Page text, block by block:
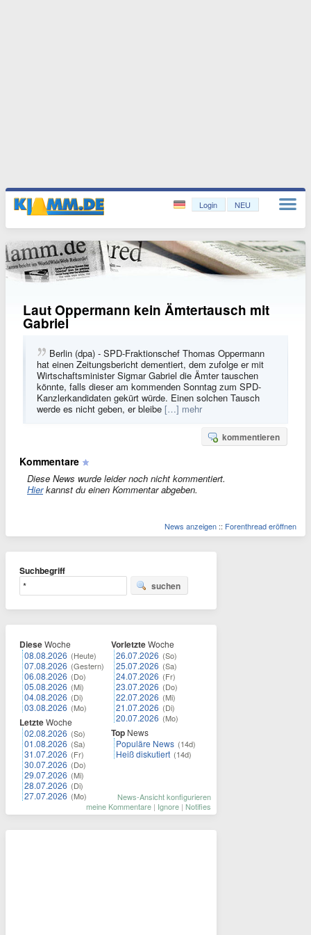
Login NEU
Laut Oppermann kein Ämtertausch mit
Gabriel
Berlin (dpa) - SPD-Fraktionschef Thomas Oppermann
hat einen Zeitungsbericht dementiert, dem zufolge er mit
Wirtschaftsminister Sigmar Gabriel die Ämter tauschen
könnte, falls dieser am kommenden Sonntag zum SPD-
Kanzlerkandidaten gekürt würde. Einen solchen Tausch
werde es nicht geben, er bleibe […] mehr
kommentieren
Kommentare
Diese News wurde leider noch nicht kommentiert.
Hierkannst du einen Kommentar abgeben.
News anzeigen :: Forenthread eröffnen
Suchbegriff
suchen
DieseWoche
08.08.2026 (Heute)
07.08.2026 (Gestern)
06.08.2026 (Do)
05.08.2026 (Mi)
04.08.2026 (Di)
03.08.2026 (Mo)
LetzteWoche
02.08.2026 (So)
01.08.2026 (Sa)
31.07.2026 (Fr)
30.07.2026 (Do)
29.07.2026 (Mi)
28.07.2026 (Di)
27.07.2026 (Mo)
VorletzteWoche
26.07.2026 (So)
25.07.2026 (Sa)
24.07.2026 (Fr)
23.07.2026 (Do)
22.07.2026 (Mi)
21.07.2026 (Di)
20.07.2026 (Mo)
Top News
Populäre News (14d)
Heiß diskutiert (14d)
News-Ansicht konfigurieren
meine Kommentare | Ignore | Notifies